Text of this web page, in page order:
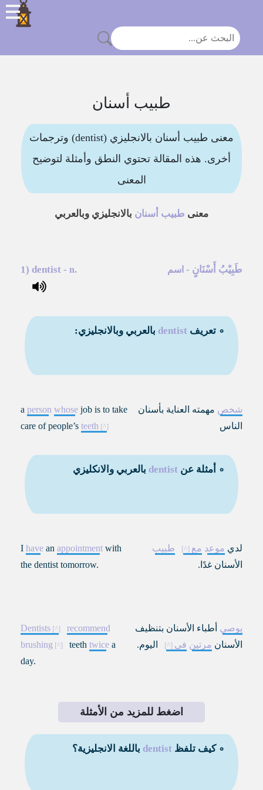
طبيب أسنان
معنى طبيب أسنان بالانجليزي (dentist) وترجمات
أخرى. هذه المقالة تحتوي النطق وأمثلة لتوضيح
المعنى
معنى طبيب أسنان بالانجليزي وبالعربي
طَبِيْبُ أَسْنَانٍ - اسم 1) dentist - n.
∘ تعريفdentist بالعربي وبالانجليزي:
شخص مهمته العناية بأسنان
الناس
a person whose job is to take
care of people’s teeth
∘ أمثلة عنdentist بالعربي والانكليزي
لدي موعد مع
طبيب
الأسنان غدًا .
I have an appointment with
the dentist tomorrow.
يوصي أطباء الأسنان بتنظيف
الأسنان مرتين في اليوم.
Dentists
recommend
brushing
teeth twice a
day.
اضغط للمزيد من الأمثلة
∘ كيف تلفظdentist باللغة الانجليزية؟